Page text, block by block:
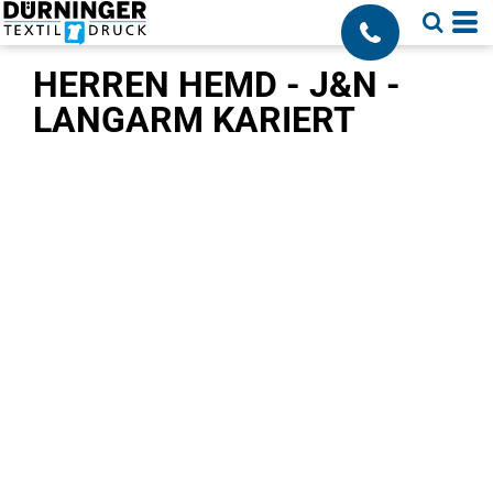
;
HERREN HEMD - J&N -
LANGARM KARIERT